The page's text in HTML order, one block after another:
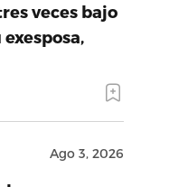
veces bajo
Ago 3, 2026